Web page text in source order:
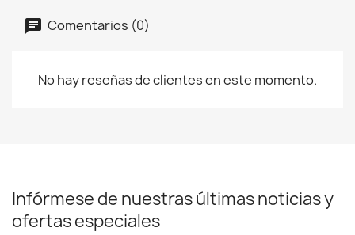
Comentarios (0)
No hay reseñas de clientes en este momento.
Infórmese de nuestras últimas noticias y
ofertas especiales